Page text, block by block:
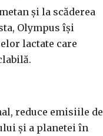
şi la scăderea
Olympus îşi
lactate care
reduce emisiile de
şi a planetei în